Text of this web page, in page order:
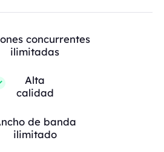
concurrentes
ilimitadas
Alta
calidad
de banda
ilimitado